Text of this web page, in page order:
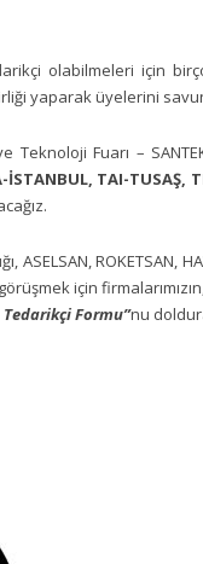
olabilmeleri için
yaparak üyelerini
Fuarı –
TAI-TUSAŞ,
ROKETSAN,
için
Formu”nu